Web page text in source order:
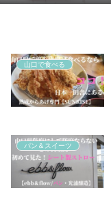
山口で食べる
パン＆スイーツ